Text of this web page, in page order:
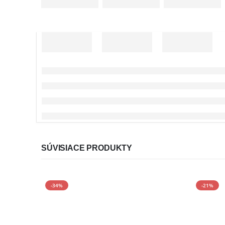
SÚVISIACE PRODUKTY
-34% -21%